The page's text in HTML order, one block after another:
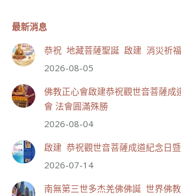
111 33 則留言
分享
世界佛教正心會
July 19, 2026, 1:40 AM
觀看更多
最新消息
恭祝 地藏菩薩聖誕 啟建 消災祈
2026-08-05
佛教正心會啟建恭祝觀世音菩薩成
會 法會圓滿殊勝
2026-08-04
啟建 恭祝觀世音菩薩成道紀念日
2026-07-14
南無第三世多杰羌佛佛誕 世界佛